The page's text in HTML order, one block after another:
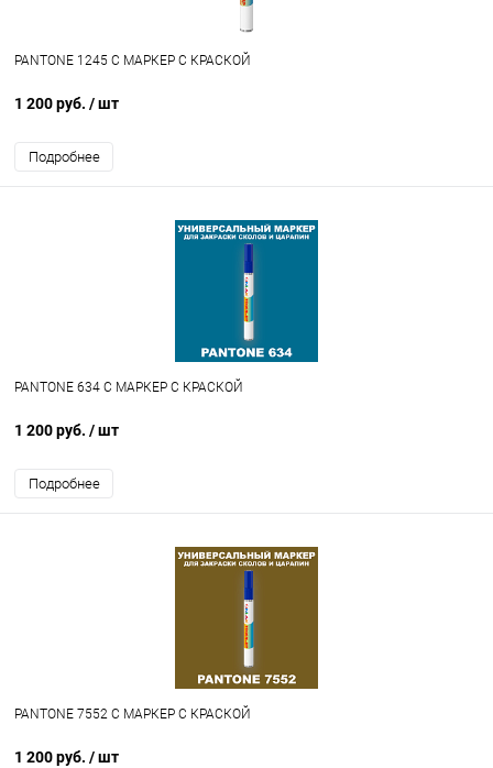
PANTONE 1245 C МАРКЕР С КРАСКОЙ
1 200 руб. / шт
Подробнее
PANTONE 634 C МАРКЕР С КРАСКОЙ
1 200 руб. / шт
Подробнее
PANTONE 7552 C МАРКЕР С КРАСКОЙ
1 200 руб. / шт